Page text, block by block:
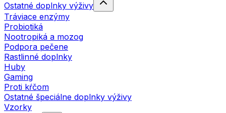
Ostatné doplnky výživy
Tráviace enzýmy
Probiotiká
Nootropiká a mozog
Podpora pečene
Rastlinné doplnky
Huby
Gaming
Proti kŕčom
Ostatné špeciálne doplnky výživy
Vzorky